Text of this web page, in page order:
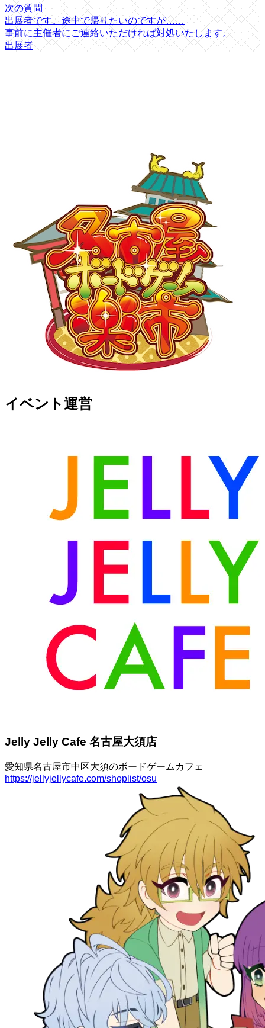
次の質問
出展者です。途中で帰りたいのですが……
事前に主催者にご連絡いただければ対処いたします。
出展者
イベント運営
Jelly Jelly Cafe 名古屋大須店
愛知県名古屋市中区大須のボードゲームカフェ
https://jellyjellycafe.com/shoplist/osu